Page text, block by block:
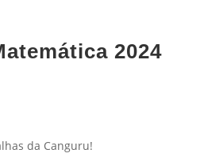
2024
da Canguru!